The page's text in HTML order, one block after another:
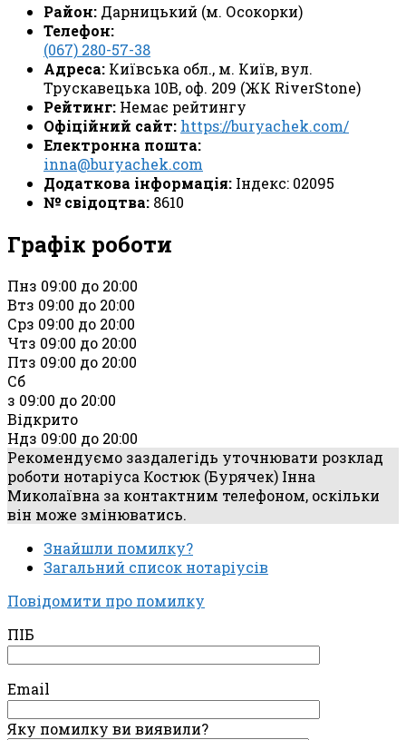
Район: Дарницький (м. Осокорки)
Телефон:
(067) 280-57-38
Адреса: Київська обл., м. Київ, вул.
Трускавецька 10В, оф. 209 (ЖК RiverStone)
Рейтинг: Немає рейтингу
Офіційний сайт: https://buryachek.com/
Електронна пошта:
inna@buryachek.com
Додаткова інформація: Індекс: 02095
№ свідоцтва: 8610
Графік роботи
Пнз 09:00 до 20:00
Втз 09:00 до 20:00
Срз 09:00 до 20:00
Чтз 09:00 до 20:00
Птз 09:00 до 20:00
Сб
з 09:00 до 20:00
Відкрито
Ндз 09:00 до 20:00
Рекомендуємо заздалегідь уточнювати розклад
роботи нотаріуса Костюк (Бурячек) Інна
Миколаївна за контактним телефоном, оскільки
він може змінюватись.
Знайшли помилку?
Загальний список нотаріусів
Повідомити про помилку
ПІБ
Email
Яку помилку ви виявили?